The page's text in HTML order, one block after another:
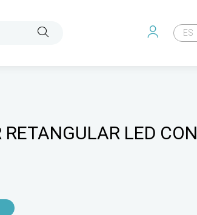
ES
RETANGULAR LED CON